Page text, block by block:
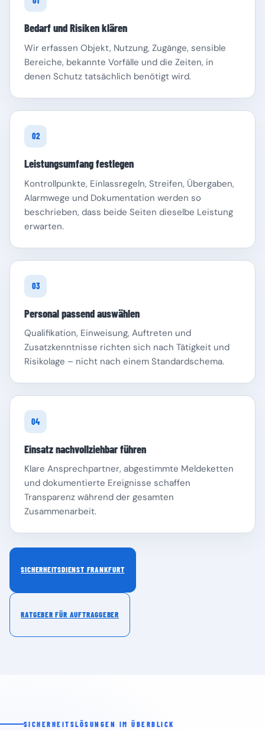
Schleswig-Holstein Thüringen
Bedarf und Risiken klären
Wir erfassen Objekt, Nutzung, Zugänge, sensible
Bereiche, bekannte Vorfälle und die Zeiten, in
denen Schutz tatsächlich benötigt wird.
02
Leistungsumfang festlegen
Kontrollpunkte, Einlassregeln, Streifen, Übergaben,
Alarmwege und Dokumentation werden so
beschrieben, dass beide Seiten dieselbe Leistung
erwarten.
03
Personal passend auswählen
Qualifikation, Einweisung, Auftreten und
Zusatzkenntnisse richten sich nach Tätigkeit und
Risikolage – nicht nach einem Standardschema.
04
Einsatz nachvollziehbar führen
Klare Ansprechpartner, abgestimmte Meldeketten
und dokumentierte Ereignisse schaffen
Transparenz während der gesamten
Zusammenarbeit.
SICHERHEITSDIENST FRANKFURT
RATGEBER FÜR AUFTRAGGEBER
SICHERHEITSLÖSUNGEN IM ÜBERBLICK